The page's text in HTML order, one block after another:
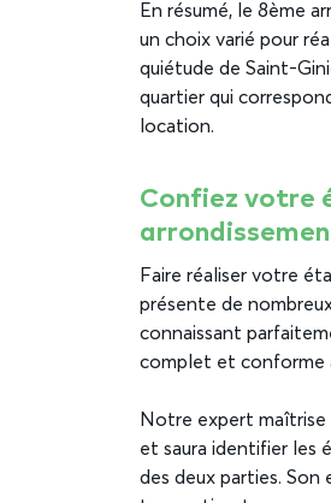
En résumé, le 8ème
un choix varié pour
quiétude de Saint-
quartier qui
location.
Confiez votre
Faire réaliser votre
présente de
connaissant
complet et conforme
Notre expert maîtrise
et saura identifier les
des deux parties. Son